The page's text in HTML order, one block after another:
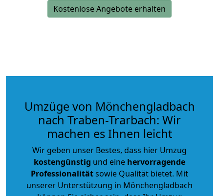
Kostenlose Angebote erhalten
Umzüge von Mönchengladbach
nach Traben-Trarbach: Wir
machen es Ihnen leicht
Wir geben unser Bestes, dass hier Umzug
kostengünstig und eine hervorragende
Professionalitätsowie Qualität bietet. Mit
unserer Unterstützung in Mönchengladbach